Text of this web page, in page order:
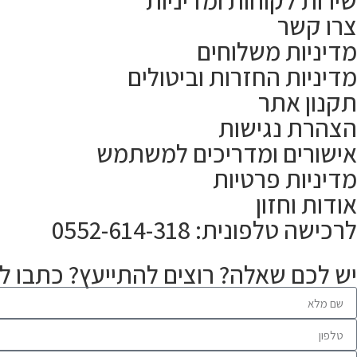
צרו קשר
מדיניות משלוחים
מדיניות החזרות וביטולים
תקנון אתר
הצהרת נגישות
אישורים ומדריכים למשתמש
מדיניות פרטיות
אודות וחזון
לרכישה טלפונית: 0552-614-318
יש לכם שאלה? רוצים להתייעץ? כתבו